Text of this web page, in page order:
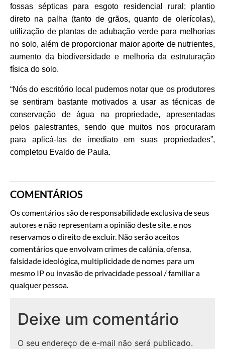
fossas sépticas para esgoto residencial rural; plantio
direto na palha (tanto de grãos, quanto de olerícolas),
utilização de plantas de adubação verde para melhorias
no solo, além de proporcionar maior aporte de nutrientes,
aumento da biodiversidade e melhoria da estruturação
física do solo.
“Nós do escritório local pudemos notar que os produtores
se sentiram bastante motivados a usar as técnicas de
conservação de água na propriedade, apresentadas
pelos palestrantes, sendo que muitos nos procuraram
para aplicá-las de imediato em suas propriedades”,
completou Evaldo de Paula.
COMENTÁRIOS
Os comentários são de responsabilidade exclusiva de seus
autores e não representam a opinião deste site, e nos
reservamos o direito de excluir. Não serão aceitos
comentários que envolvam crimes de calúnia, ofensa,
falsidade ideológica, multiplicidade de nomes para um
mesmo IP ou invasão de privacidade pessoal / familiar a
qualquer pessoa.
Deixe um comentário
O seu endereço de e-mail não será publicado.